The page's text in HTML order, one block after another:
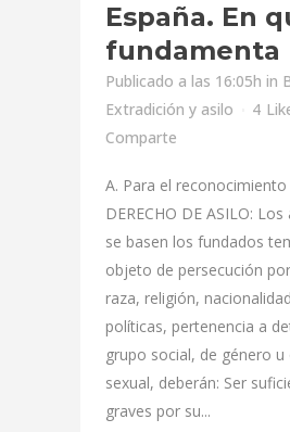
España. En
fundamenta
Publicado a las 16:05h in
Extradición y asilo
4
Comparte
A. Para el reconocimiento
DERECHO DE ASILO:
se basen los fundados
objeto de persecución
raza, religión,
políticas, pertenencia a
grupo social, de género
sexual, deberán: Ser
graves por su...